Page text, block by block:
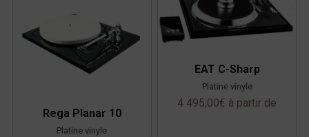
Rega Planar 10
Platine vinyle
EAT C-Sharp
Platine vinyle
4 495,00€ à partir de